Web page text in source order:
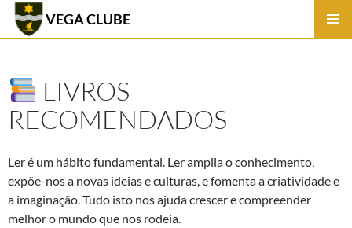
VEGA CLUBE
SKIP
LIVROS
RECOMENDADOS
Ler é um hábito fundamental. Ler amplia o conhecimento,
expõe-nos a novas ideias e culturas, e fomenta a criatividade e
a imaginação. Tudo isto nos ajuda crescer e compreender
melhor o mundo que nos rodeia.